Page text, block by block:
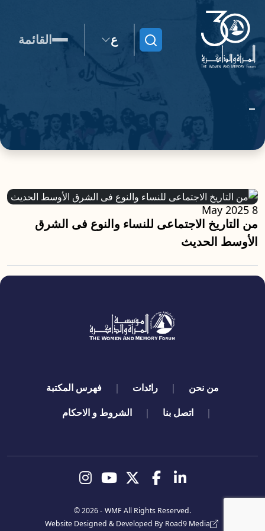
ابحث ع القائمة
من التاريخ الاجتماعى للنساء والنوع فى الشرق
الأوسط الحديث
8 May 2025
quick links
من نحن رائدات
فهرس المكتبة
اتصل بنا
الشروط و الاحكام
تابعنا
© 2026 - WMF All Rights Reserved.
Website Designed & Developed By Road9 Media